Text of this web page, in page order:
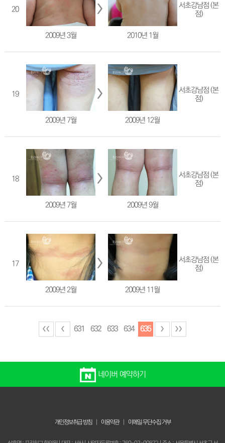
20
2009년 3월 2010년 1월
서초강남점 (본
점)
19
2009년 7월 2009년 12월
서초강남점 (본
점)
18
2009년 7월 2009년 9월
서초강남점 (본
점)
17
2009년 2월 2009년 11월
서초강남점 (본
점)
631 632 633 634 635
네이버 예약하기
개인정보취급 방침 이용약관 이메일 무단수집 거부